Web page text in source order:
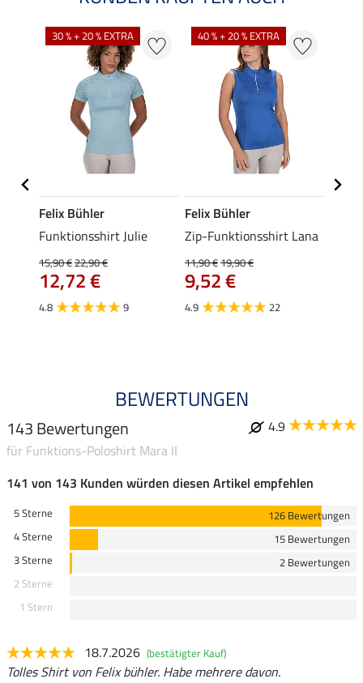
30 % + 20 % EXTRA
Felix Bühler
Funktionsshirt Julie
15,90 €22,90 €
12,72 €
4.8 9
40 % + 20 % EXTRA
Felix Bühler
Zip-Funktionsshirt Lana
11,90 €19,90 €
9,52 €
4.9 22
BEWERTUNGEN
143 Bewertungen
4.9
für Funktions-Poloshirt Mara II
141 von 143 Kunden würden diesen Artikel empfehlen
5 Sterne
126 Bewertungen
4 Sterne
15 Bewertungen
3 Sterne
2 Bewertungen
2 Sterne
1 Stern
18.7.2026 (bestätigter Kauf)
Tolles Shirt von Felix bühler. Habe mehrere davon.